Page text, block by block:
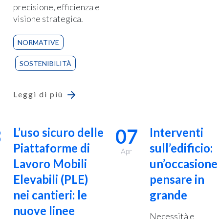
precisione, efficienza e
visione strategica.
NORMATIVE
SOSTENIBILITÀ
Leggi di più
L’uso sicuro delle
Piattaforme di
Lavoro Mobili
Elevabili (PLE)
nei cantieri: le
nuove linee
07
Apr
Interventi
sull’edificio:
pensare in
grande
Necessità e